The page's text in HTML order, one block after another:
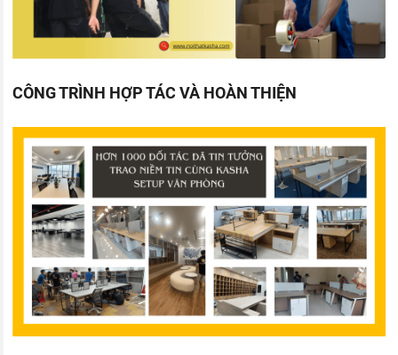
CÔNG TRÌNH HỢP TÁC VÀ HOÀN THIỆN